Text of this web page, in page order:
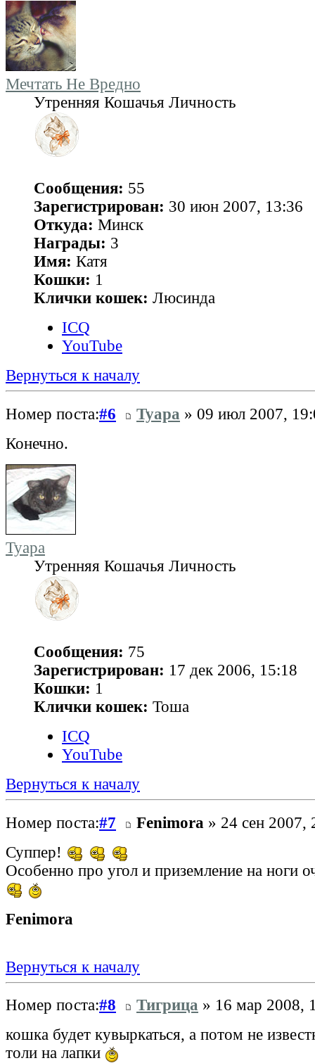
Мечтать Не Вредно
Утренняя Кошачья Личность
Сообщения: 55
Зарегистрирован: 30 июн 2007, 13:36
Откуда: Минск
Награды: 3
Имя: Катя
Кошки: 1
Клички кошек: Люсинда
ICQ
YouTube
Вернуться к началу
Номер поста:#6 Tyapa » 09 июл 2007,
Конечно.
Tyapa
Утренняя Кошачья Личность
Сообщения: 75
Зарегистрирован: 17 дек 2006, 15:18
Кошки: 1
Клички кошек: Тоша
ICQ
YouTube
Вернуться к началу
Номер поста:#7 Fenimora » 24 сен 2007,
Суппер!
Особенно про угол и приземление на ноги
Fenimora
Вернуться к началу
Номер поста:#8 Тигрица » 16 мар 2008,
кошка будет кувыркаться, а потом не
толи на лапки